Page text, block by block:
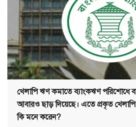
খেলাপি ঋণ কমাতে ব্যাংকঋণ পরিশোধে
আবারও ছাড় দিয়েছে। এতে প্রকৃত
কি মনে করেন?